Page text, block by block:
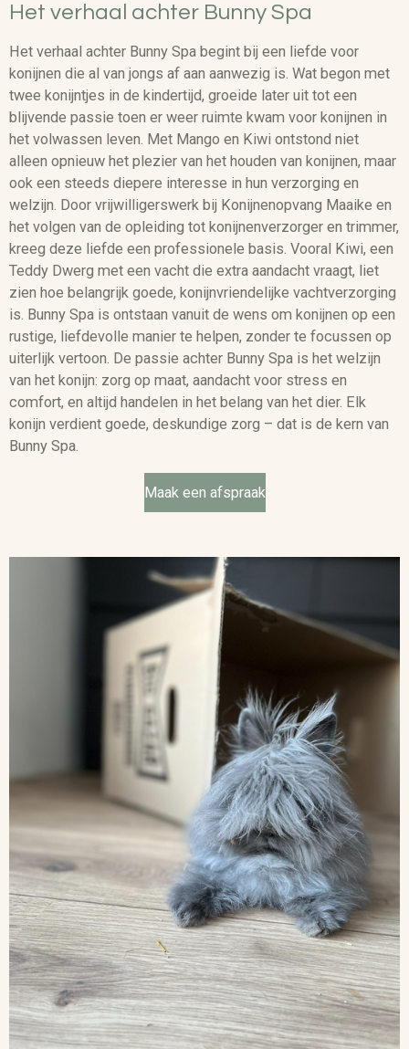
Het verhaal achter Bunny Spa
Het verhaal achter Bunny Spa begint bij een liefde voor
konijnen die al van jongs af aan aanwezig is. Wat begon met
twee konijntjes in de kindertijd, groeide later uit tot een
blijvende passie toen er weer ruimte kwam voor konijnen in
het volwassen leven. Met Mango en Kiwi ontstond niet
alleen opnieuw het plezier van het houden van konijnen, maar
ook een steeds diepere interesse in hun verzorging en
welzijn. Door vrijwilligerswerk bij Konijnenopvang Maaike en
het volgen van de opleiding tot konijnenverzorger en trimmer,
kreeg deze liefde een professionele basis. Vooral Kiwi, een
Teddy Dwerg met een vacht die extra aandacht vraagt, liet
zien hoe belangrijk goede, konijnvriendelijke vachtverzorging
is. Bunny Spa is ontstaan vanuit de wens om konijnen op een
rustige, liefdevolle manier te helpen, zonder te focussen op
uiterlijk vertoon. De passie achter Bunny Spa is het welzijn
van het konijn: zorg op maat, aandacht voor stress en
comfort, en altijd handelen in het belang van het dier. Elk
konijn verdient goede, deskundige zorg – dat is de kern van
Bunny Spa.
Maak een afspraak